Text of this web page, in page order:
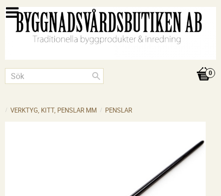
VERKTYG, KITT, PENSLAR MM PENSLAR